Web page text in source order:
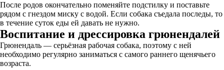
После родов окончательно поменяйте подстилку и поставьте
рядом с гнездом миску с водой. Если собака съедала последы, то
в течение суток еды ей давать не нужно.
Воспитание и дрессировка грюнендалей
Грюнендаль — серьёзная рабочая собака, поэтому с ней
необходимо регулярно заниматься с самого раннего щенячьего
возраста.